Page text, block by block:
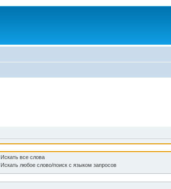
Искать все слова
Искать любое слово/поиск с языком запросов